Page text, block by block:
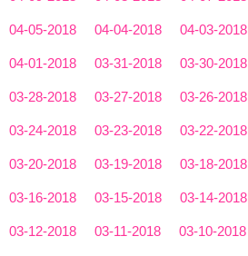
04-05-2018 04-04-2018 04-03-2018
04-01-2018 03-31-2018 03-30-2018
03-28-2018 03-27-2018 03-26-2018
03-24-2018 03-23-2018 03-22-2018
03-20-2018 03-19-2018 03-18-2018
03-16-2018 03-15-2018 03-14-2018
03-12-2018 03-11-2018 03-10-2018